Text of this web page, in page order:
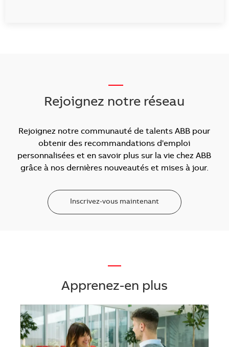
Rejoignez notre réseau
Rejoignez notre communauté de talents ABB pour
obtenir des recommandations d'emploi
personnalisées et en savoir plus sur la vie chez ABB
grâce à nos dernières nouveautés et mises à jour.
Inscrivez-vous maintenant
—
Apprenez-en plus